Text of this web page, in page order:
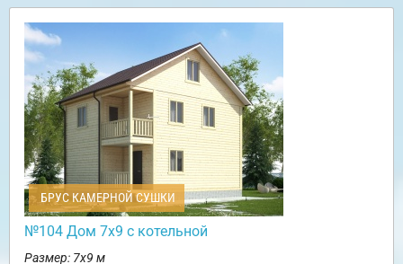
БРУС КАМЕРНОЙ СУШКИ
№104 Дом 7х9 с котельной
Размер: 7х9 м